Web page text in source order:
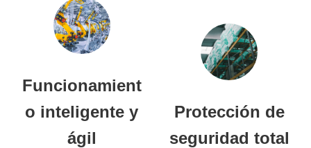
Funcionamient
o inteligente y
ágil
Protección de
seguridad total